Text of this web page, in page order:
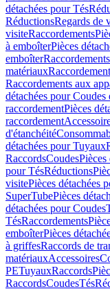
détachées pour Tés
RéductionsRegards de
visiteRaccordements
à emboîterPièces
emboîter
matériaux
Raccordements aux
détachées pour Coudes
raccordementPièces
raccordement
d'étanchéité
détachées pour Tuyaux
RaccordsCoudesPièces
pour TésRéductions
visitePièces détachées
SuperTubePièces
détachées pour Coudes
TésRaccordements
emboîterPièces
à griffesRaccords de
matériauxAccessoires
PETuyauxRaccords
RaccordsCoudesTés